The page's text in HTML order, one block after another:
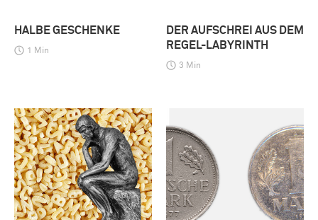
HALBE GESCHENKE
1 Min
DER AUFSCHREI AUS DEM
REGEL-LABYRINTH
3 Min